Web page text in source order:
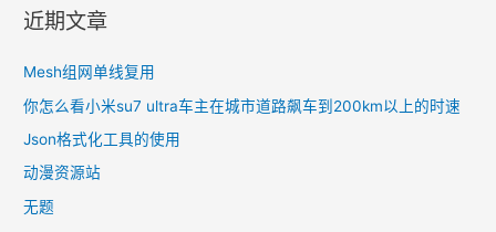
就
入
休
眠
状
近期文章
Mesh组网单线复用
你怎么看小米su7 ultra车主在城市道路飙车到200km以上的时速
Json格式化工具的使用
动漫资源站
无题